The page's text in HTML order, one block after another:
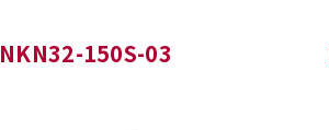
NKN32-150S-03